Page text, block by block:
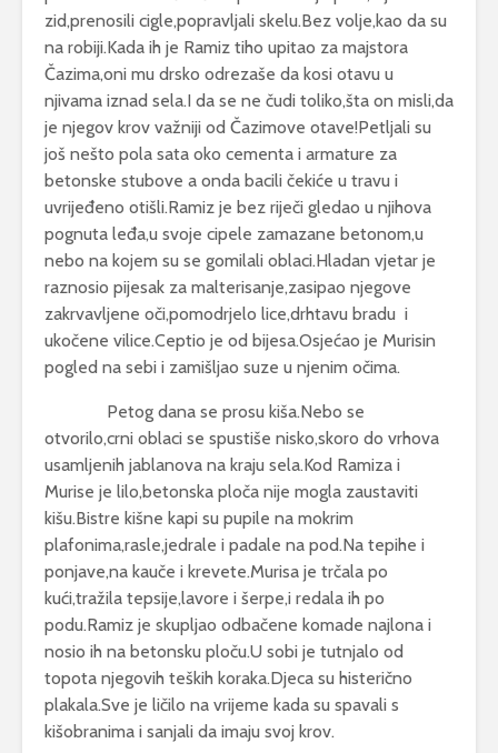
zid,prenosili cigle,popravljali skelu.Bez volje,kao da su
na robiji.Kada ih je Ramiz tiho upitao za majstora
Čazima,oni mu drsko odrezaše da kosi otavu u
njivama iznad sela.I da se ne čudi toliko,šta on misli,da
je njegov krov važniji od Čazimove otave!Petljali su
još nešto pola sata oko cementa i armature za
betonske stubove a onda bacili čekiće u travu i
uvrijeđeno otišli.Ramiz je bez riječi gledao u njihova
pognuta leđa,u svoje cipele zamazane betonom,u
nebo na kojem su se gomilali oblaci.Hladan vjetar je
raznosio pijesak za malterisanje,zasipao njegove
zakrvavljene oči,pomodrjelo lice,drhtavu bradu i
ukočene vilice.Ceptio je od bijesa.Osjećao je Murisin
pogled na sebi i zamišljao suze u njenim očima.
Petog dana se prosu kiša.Nebo se
otvorilo,crni oblaci se spustiše nisko,skoro do vrhova
usamljenih jablanova na kraju sela.Kod Ramiza i
Murise je lilo,betonska ploča nije mogla zaustaviti
kišu.Bistre kišne kapi su pupile na mokrim
plafonima,rasle,jedrale i padale na pod.Na tepihe i
ponjave,na kauče i krevete.Murisa je trčala po
kući,tražila tepsije,lavore i šerpe,i redala ih po
podu.Ramiz je skupljao odbačene komade najlona i
nosio ih na betonsku ploču.U sobi je tutnjalo od
topota njegovih teških koraka.Djeca su histerično
plakala.Sve je ličilo na vrijeme kada su spavali s
kišobranima i sanjali da imaju svoj krov.